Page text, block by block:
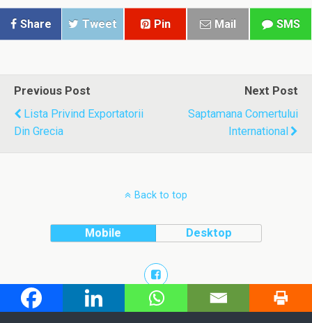
Share Tweet Pin Mail SMS
Previous Post
Lista Privind Exportatorii
Din Grecia
Next Post
Saptamana Comertului
International
Back to top
Mobile Desktop